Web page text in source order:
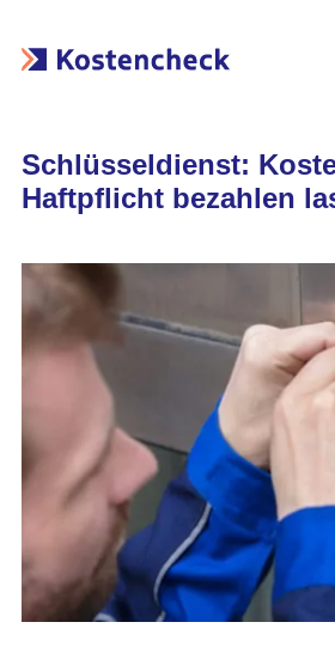
Schlüsseldienst:
Haftpflicht bezahlen